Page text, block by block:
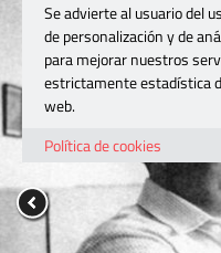
Se advierte al usuario del
de personalización y de
para mejorar nuestros
estrictamente estadística
web.
Política de cookies